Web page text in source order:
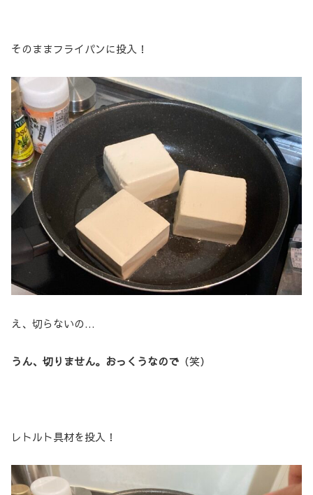
そのままフライパンに投入！
え、切らないの…
うん、切りません。おっくうなので （笑）
レトルト具材を投入！